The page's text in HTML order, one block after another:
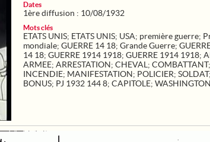
Dates
1ère diffusion : 10/08/1932
Mots clés
ETATS UNIS; ETATS UNIS; USA; première guerre;
mondiale; GUERRE 14 18; Grande Guerre;
14 18; GUERRE 1914 1918; GUERRE 1914 1918;
ARMEE; ARRESTATION; CHEVAL ; COMBATTANT;
INCENDIE; MANIFESTATION; POLICIER; SOLDAT;
BONUS; PJ 1932 144 8; CAPITOLE; WASHINGTON